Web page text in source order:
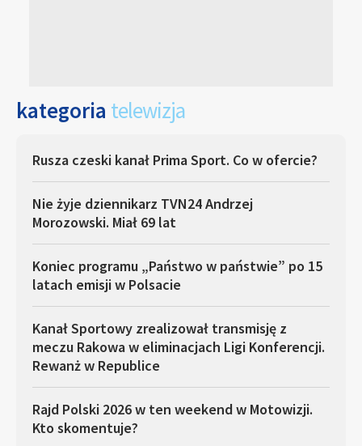
kategoria telewizja
Rusza czeski kanał Prima Sport. Co w ofercie?
Nie żyje dziennikarz TVN24 Andrzej
Morozowski. Miał 69 lat
Koniec programu „Państwo w państwie” po 15
latach emisji w Polsacie
Kanał Sportowy zrealizował transmisję z
meczu Rakowa w eliminacjach Ligi Konferencji.
Rewanż w Republice
Rajd Polski 2026 w ten weekend w Motowizji.
Kto skomentuje?